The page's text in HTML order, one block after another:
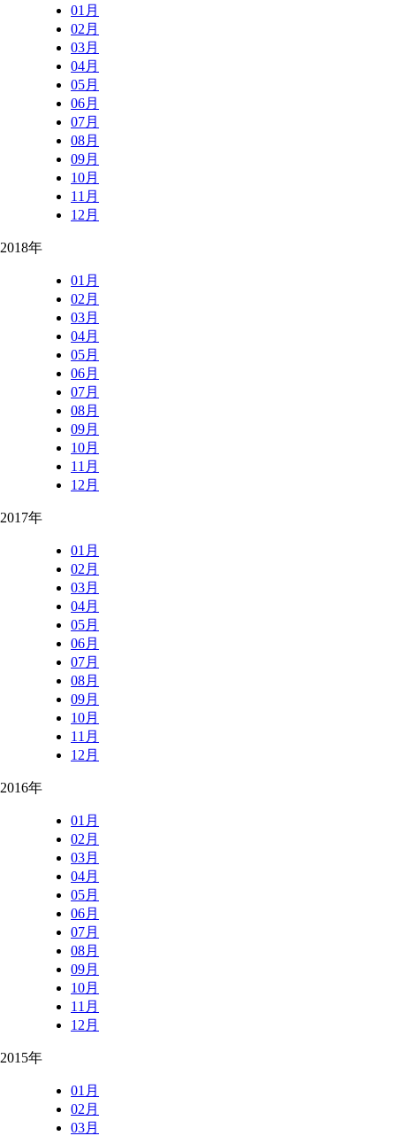
01月
02月
03月
04月
05月
06月
07月
08月
09月
10月
11月
12月
2018年
01月
02月
03月
04月
05月
06月
07月
08月
09月
10月
11月
12月
2017年
01月
02月
03月
04月
05月
06月
07月
08月
09月
10月
11月
12月
2016年
01月
02月
03月
04月
05月
06月
07月
08月
09月
10月
11月
12月
2015年
01月
02月
03月